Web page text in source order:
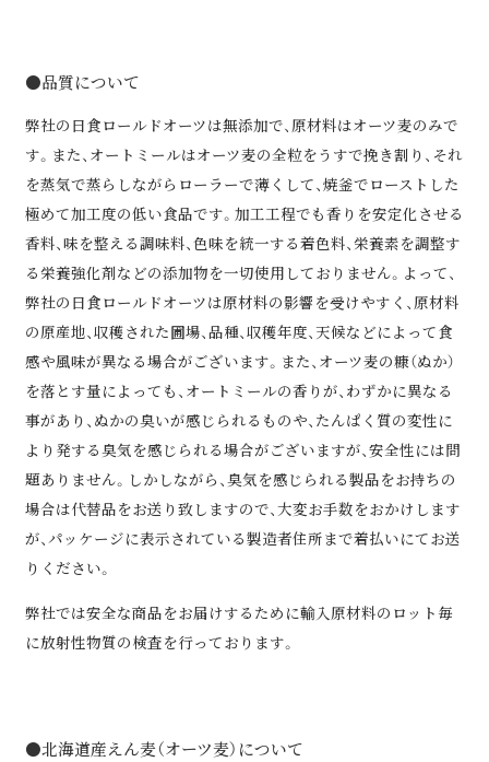
●品質について
弊社の日食ロールドオーツは無添加で、原材料はオーツ⻨のみで
す。また、オートミールはオーツ⻨の全粒をうすで挽き割り、それ
を蒸気で蒸らしながらローラーで薄くして、焼釜でローストした
極めて加⼯度の低い⾷品です。加⼯⼯程でも⾹りを安定化させる
⾹料、味を整える調味料、⾊味を統⼀する着⾊料、栄養素を調整す
る栄養強化剤などの添加物を⼀切使⽤しておりません。よって、
弊社の日食ロールドオーツは原材料の影響を受けやすく、原材料
の原産地、収穫された圃場、品種、収穫年度、天候などによって食
感や風味が異なる場合がございます。また、オーツ⻨の糠（ぬか）
を落とす量によっても、オートミールの⾹りが、わずかに異なる
事があり、ぬかの臭いが感じられるものや、たんぱく質の変性に
より発する臭気を感じられる場合がございますが、安全性には問
題ありません。しかしながら、臭気を感じられる製品をお持ちの
場合は代替品をお送り致しますので、⼤変お⼿数をおかけします
が、パッケージに表⽰されている製造者住所まで着払いにてお送
りください。
弊社では安全な商品をお届けするために輸⼊原材料のロット毎
に放射性物質の検査を⾏っております。
●北海道産えん麦（オーツ麦）について